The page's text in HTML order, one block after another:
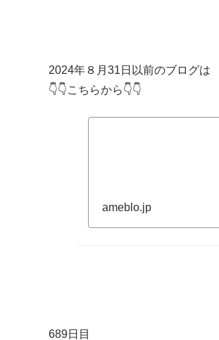
2024年８月31日以前のブログは
👇👇こちらから👇👇
ameblo.jp
689日目